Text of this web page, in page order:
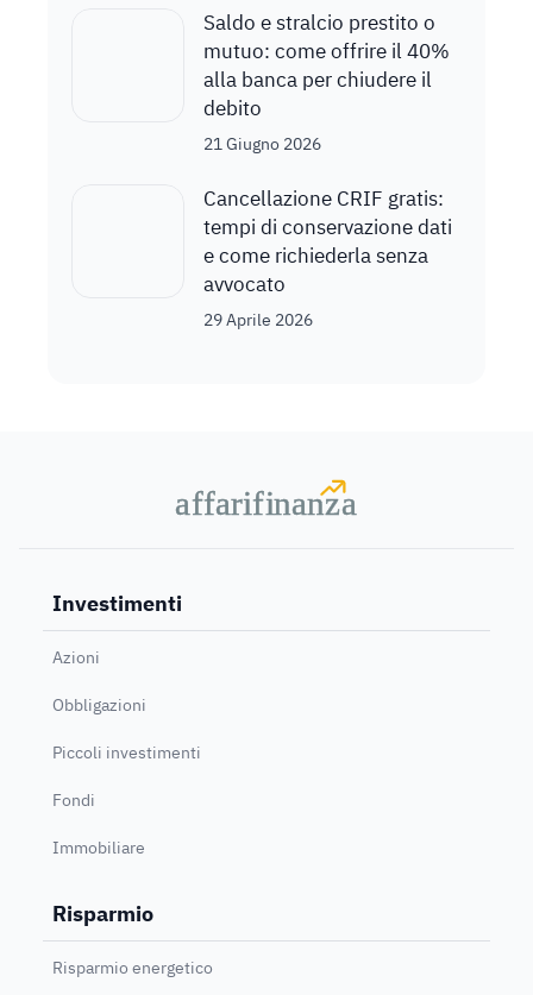
Saldo e stralcio prestito o
mutuo: come offrire il 40%
alla banca per chiudere il
debito
21 Giugno 2026
Cancellazione CRIF gratis:
tempi di conservazione dati
e come richiederla senza
avvocato
29 Aprile 2026
affarifinanza
affarifinanza
Investimenti
Azioni
Obbligazioni
Piccoli investimenti
Fondi
Immobiliare
Risparmio
Risparmio energetico